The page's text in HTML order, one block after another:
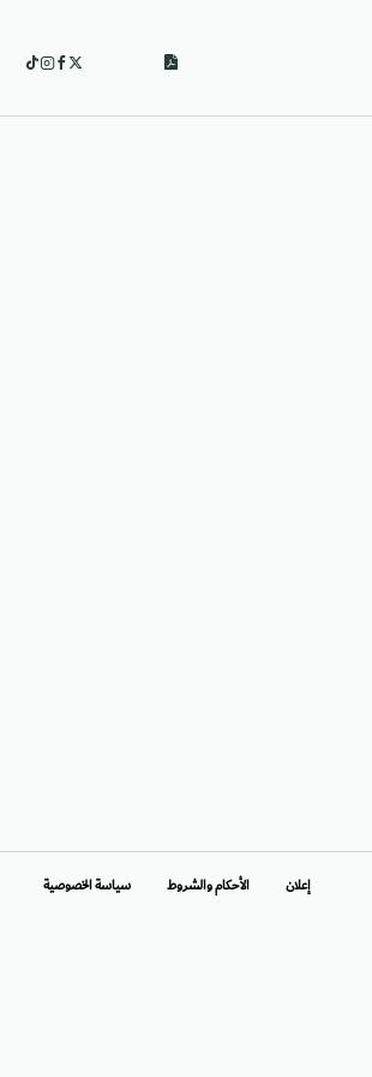
إعلان الأحكام والشروط سياسة الخصوصية